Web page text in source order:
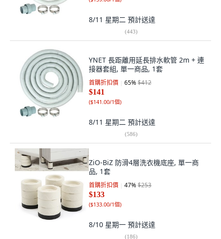
8/11 星期二 預計送達
(443)
YNET 長距離用延長排水軟管 2m + 連
接器套組, 單一商品, 1套
首購折扣價 65%$412
$141
($141.00/1個)
8/11 星期二 預計送達
(586)
ZiO-BiZ 防滑4層洗衣機底座, 單一商
品, 1套
首購折扣價 47%$253
$133
($133.00/1個)
8/10 星期一 預計送達
(186)